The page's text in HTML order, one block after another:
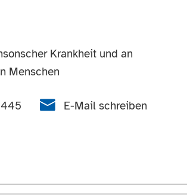
Krankheit und an
Menschen
E-Mail schreiben